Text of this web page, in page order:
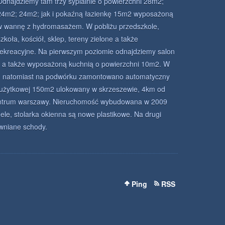
24m2; jak i pokaźną łazienkę 15m2 wyposażoną
wannę z hydromasażem. W pobliżu przedszkole,
kościół, sklep, tereny zielone a także
Na pierwszym poziomie odnajdziemy salon
także wyposażoną kuchnią o powierzchni 10m2. W
na podwórku zamontowano automatyczny
150m2 ulokowany w skrzeszewie, 4km od
warszawy. Nieruchomość wybudowana w 2009
stolarka okienna są nowe plastikowe. Na drugi
schody.
Ping RSS